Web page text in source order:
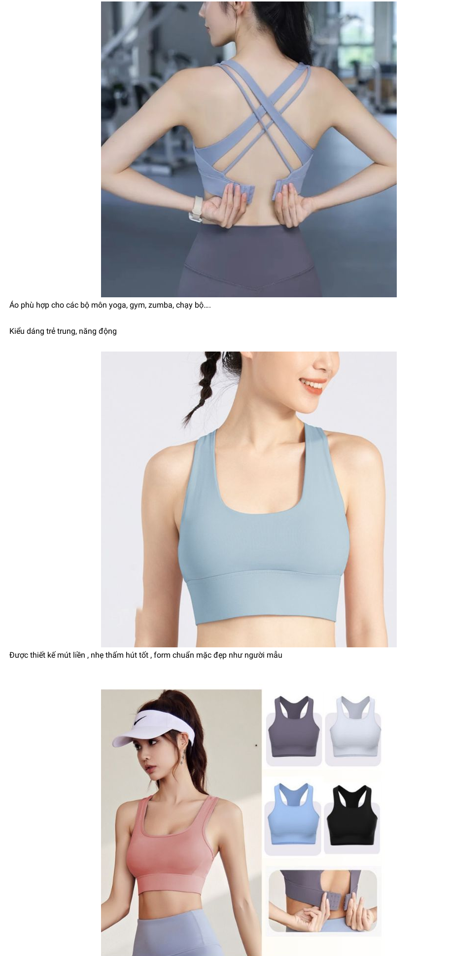
Áo phù hợp cho các bộ môn yoga, gym, zumba, chạy bộ….
Kiểu dáng trẻ trung, năng động
Được thiết kế mút liền , nhẹ thấm hút tốt , form chuẩn mặc đẹp như người mẫu